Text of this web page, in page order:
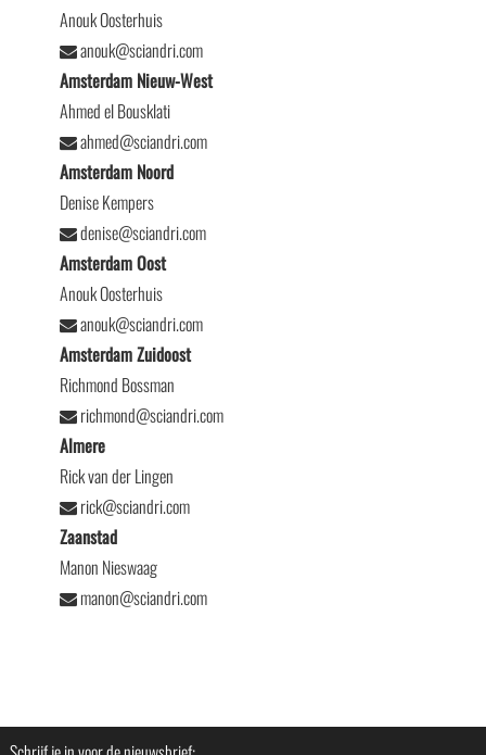
Anouk Oosterhuis
anouk@sciandri.com
Amsterdam Nieuw-West
Ahmed el Bousklati
ahmed@sciandri.com
Amsterdam Noord
Denise Kempers
denise@sciandri.com
Amsterdam Oost
Anouk Oosterhuis
anouk@sciandri.com
Amsterdam Zuidoost
Richmond Bossman
richmond@sciandri.com
Almere
Rick van der Lingen
rick@sciandri.com
Zaanstad
Manon Nieswaag
manon@sciandri.com